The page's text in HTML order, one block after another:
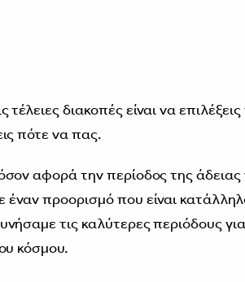
διακοπές είναι να επιλέξεις
πότε να πας.
αφορά την περίοδος της άδειας
προορισμό που είναι
τις καλύτερες περιόδους για
κόσμου.